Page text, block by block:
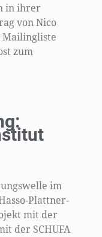
in ihrer
von Nico
Mailingliste
zum
im
Plattner-
mit der
der SCHUFA